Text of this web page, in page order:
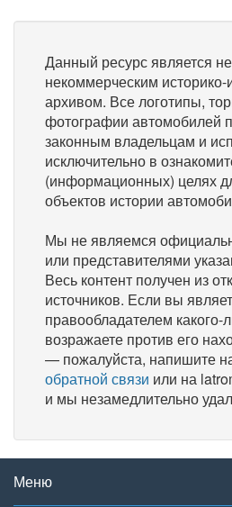
Данный ресурс является
некоммерческим
архивом. Все логотипы,
фотографии автомобилей
законным владельцам и
исключительно в
(информационных) целях
объектов истории
Мы не являемся
или представителями
Весь контент получен из
источников. Если вы
правообладателем какого-
возражаете против его
— пожалуйста, напишите
обратной связи или на
и мы незамедлительно
Меню